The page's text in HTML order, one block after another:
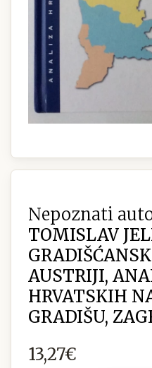
Nepoznati
TOMISLAV
AUSTRIJI,
HRVATSKIH
GRADIŠU,
13,27€